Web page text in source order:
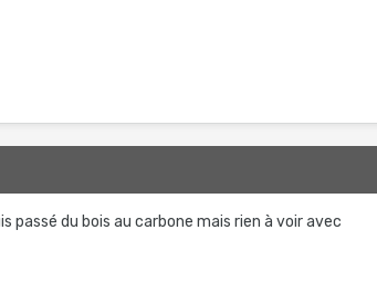
passé du bois au carbone mais rien à voir avec